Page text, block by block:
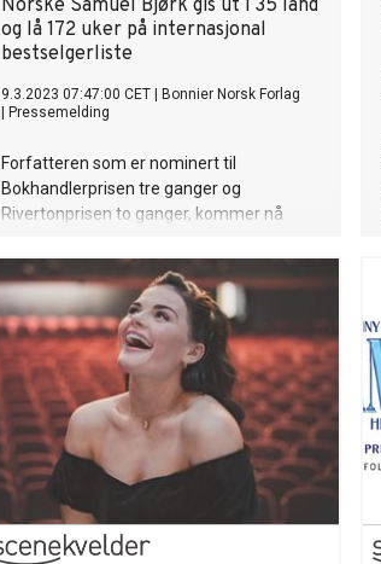
Norske Samuel Bjørk gis ut i 35 land
og lå 172 uker på internasjonal
bestselgerliste
9.3.2023 07:47:00 CET
Bonnier Norsk Forlag
Pressemelding
Forfatteren som er nominert til
Bokhandlerprisen tre ganger og
Rivertonprisen to ganger, kommer nå